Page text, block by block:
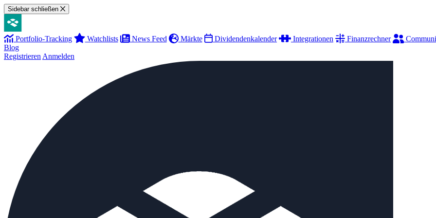
Sidebar schließen
Portfolio-Tracking Watchlists News Feed Märkte Dividendenkalender Integrationen Finanzrechner
Blog
Registrieren Anmelden